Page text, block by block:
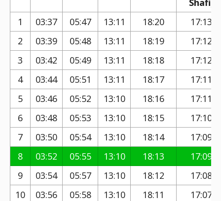
Shafi)
1
03:37 05:47 13:11 18:20
17:13
2
03:39 05:48 13:11 18:19
17:12
3
03:42 05:49 13:11 18:18
17:12
4
03:44 05:51 13:11 18:17
17:11
5
03:46 05:52 13:10 18:16
17:11
6
03:48 05:53 13:10 18:15
17:10
7
03:50 05:54 13:10 18:14
17:09
8
03:52 05:55 13:10 18:13
17:09
9
03:54 05:57 13:10 18:12
17:08
10
03:56 05:58 13:10 18:11
17:07